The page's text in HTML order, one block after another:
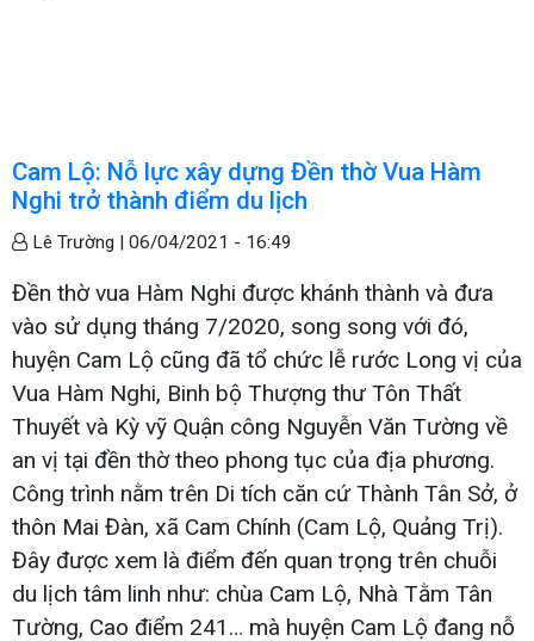
Cam Lộ: Nỗ lực xây dựng Đền thờ Vua Hàm
Nghi trở thành điểm du lịch
Lê Trường | 06/04/2021 - 16:49
Đền thờ vua Hàm Nghi được khánh thành và đưa
vào sử dụng tháng 7/2020, song song với đó,
huyện Cam Lộ cũng đã tổ chức lễ rước Long vị của
Vua Hàm Nghi, Binh bộ Thượng thư Tôn Thất
Thuyết và Kỳ vỹ Quận công Nguyễn Văn Tường về
an vị tại đền thờ theo phong tục của địa phương.
Công trình nằm trên Di tích căn cứ Thành Tân Sở, ở
thôn Mai Đàn, xã Cam Chính (Cam Lộ, Quảng Trị).
Đây được xem là điểm đến quan trọng trên chuỗi
du lịch tâm linh như: chùa Cam Lộ, Nhà Tằm Tân
Tường, Cao điểm 241… mà huyện Cam Lộ đang nỗ